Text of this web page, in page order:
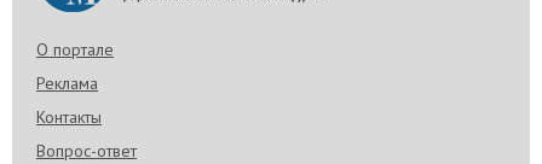
О портале
Реклама
Контакты
Вопрос-ответ